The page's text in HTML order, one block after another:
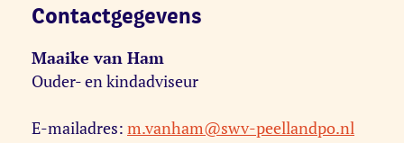
Contactgegevens
Maaike van Ham
Ouder- en kindadviseur
E-mailadres: m.vanham@swv-peellandpo.nl